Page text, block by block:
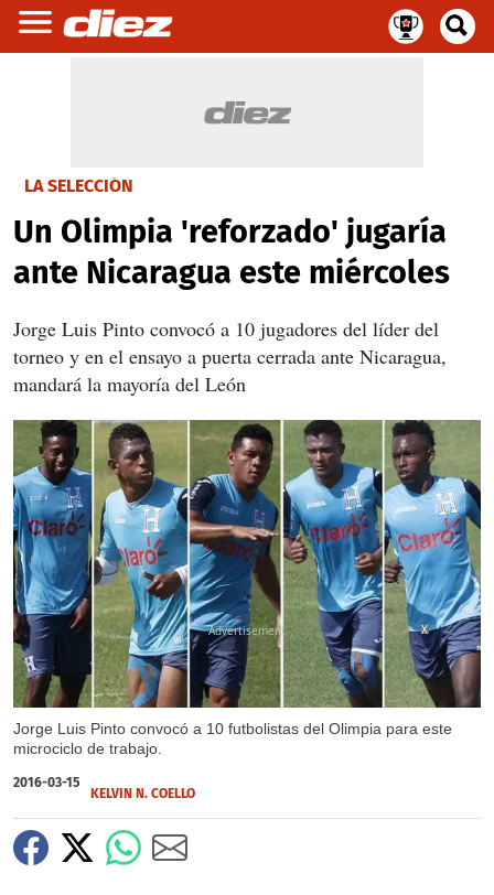
LA SELECCIÓN
Un Olimpia 'reforzado' jugaría
ante Nicaragua este miércoles
Jorge Luis Pinto convocó a 10 jugadores del líder del
torneo y en el ensayo a puerta cerrada ante Nicaragua,
mandará la mayoría del León
Jorge Luis Pinto convocó a 10 futbolistas del Olimpia para este
microciclo de trabajo.
X
2016-03-15
KELVIN N. COELLO